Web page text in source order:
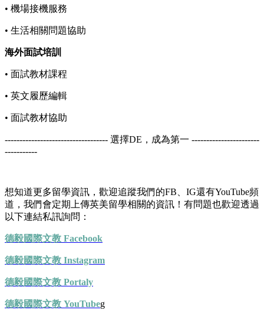
• 機場接機服務
• 生活相關問題協助
海外面試培訓
• 面試教材課程
• 英文履歷編輯
• 面試教材協助
----------------------------------- 選擇DE，成為第一 -----------------------
-----------
想知道更多留學資訊，歡迎追蹤我們的FB、IG還有YouTube頻
道，我們會定期上傳英美留學相關的資訊！有問題也歡迎透過
以下連結私訊詢問：
德毅國際文教 Facebook
德毅國際文教 Instagram
德毅國際文教 Portaly
德毅國際文教 YouTubeg